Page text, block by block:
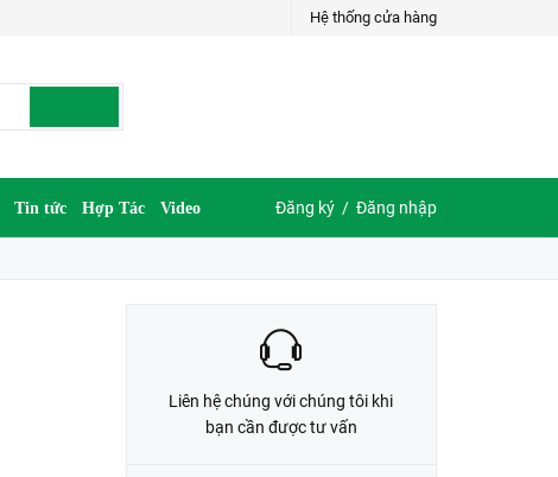
Hệ thống cửa hàng
Tin tức Hợp Tác Video Đăng ký / Đăng nhập
LIÊN HỆ ĐẶT HÀNG
Liên hệ chúng với chúng tôi khi
bạn cần được tư vấn